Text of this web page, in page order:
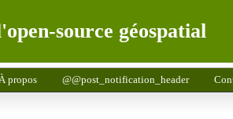
source géospatial
propos @@post_notification_header